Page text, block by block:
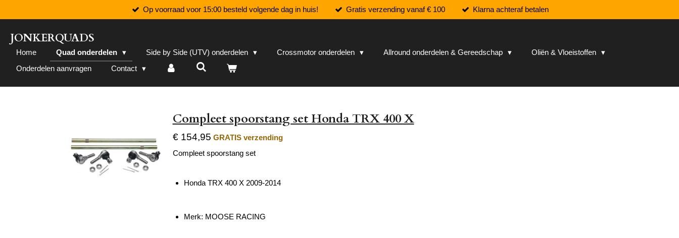
direct
naar
de
hoofdinhoud
Op voorraad voor 15:00 besteld volgende dag in huis! Gratis verzending vanaf € 100 Klarna achteraf betalen
JONKERQUADS
Home Quad onderdelen Side by Side (UTV) onderdelen Crossmotor onderdelen Allround onderdelen & Gereedschap
Oliën & Vloeistoffen
Onderdelen aanvragen
Contact
Compleet spoorstang set Honda TRX 400 X
€ 154,95 GRATIS verzending
Compleet spoorstang set
Honda TRX 400 X 2009-2014
Merk: MOOSE RACING